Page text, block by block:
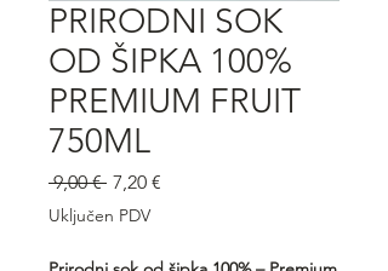
PRIRODNI SOK
OD ŠIPKA 100%
PREMIUM FRUIT
750ML
9,00 € Redovna
cijena
7,20 €
Uključen PDV